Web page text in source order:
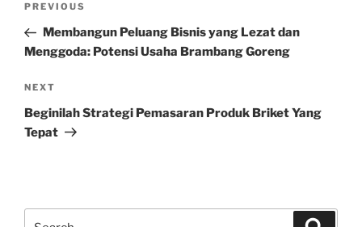
Previous
Post
PREVIOUS
Membangun Peluang Bisnis yang Lezat dan
Menggoda: Potensi Usaha Brambang Goreng
Next
Post
NEXT
Beginilah Strategi Pemasaran Produk Briket Yang
Tepat